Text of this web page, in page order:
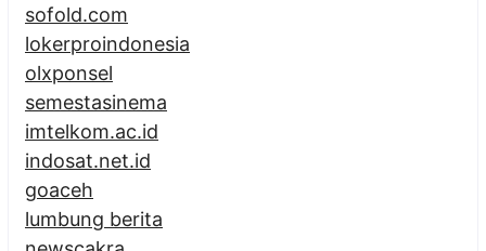
sofold.com
lokerproindonesia
olxponsel
semestasinema
imtelkom.ac.id
indosat.net.id
goaceh
lumbung berita